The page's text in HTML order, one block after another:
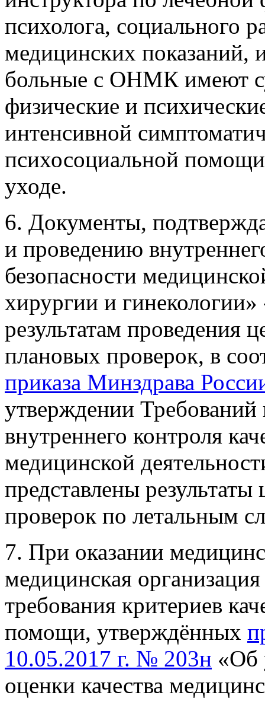
психолога, социального
медицинских показаний,
больные с ОНМК имеют
физические и
интенсивной
психосоциальной
уходе.
6. Документы,
и проведению
безопасности
хирургии и
результатам проведения
плановых проверок, в
приказа Минздрава
утверждении
внутреннего контроля
медицинской
представлены
проверок по летальным
7. При оказании
медицинская
требования критериев
помощи, утверждённых
10.05.2017 г. № 203н «Об
оценки качества